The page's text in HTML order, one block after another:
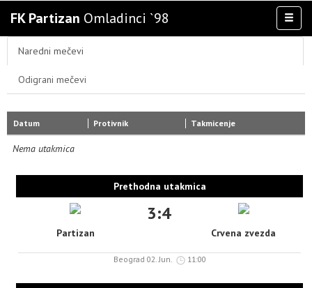
FK Partizan Omladinci `98
AKTIVNOSTI
TAKMIČENJA
KLUB
OSTALE SELEKCIJE
MULTIMEDIJA
Naredni mečevi
Odigrani mečevi
Datum Protivnik Takmicenje
Nema utakmica
Prethodna utakmica
3:4
Partizan Crvena zvezda
Beograd 02. Jun. 11:00